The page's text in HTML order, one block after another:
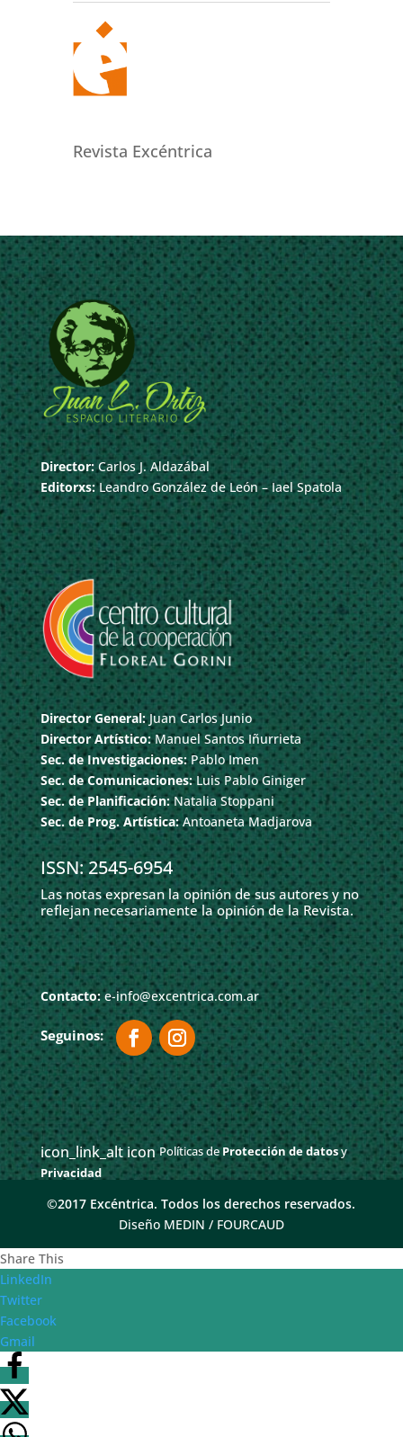
Revista Excéntrica
Director:Carlos J. Aldazábal
Editorxs:Leandro González de León – Iael Spatola
Director General:Juan Carlos Junio
Director Artístico:Manuel Santos Iñurrieta
Sec. de Investigaciones:Pablo Imen
Sec. de Comunicaciones:Luis Pablo Giniger
Sec. de Planificación:Natalia Stoppani
Sec. de Prog. Artística:Antoaneta Madjarova
ISSN: 2545-6954
Las notas expresan la opinión de sus autores y no
reflejan necesariamente la opinión de la Revista.
Contacto:e-info@excentrica.com.ar
icon_link_alt icon Políticas deProtección de datosy
Privacidad
©2017 Excéntrica. Todos los derechos reservados.
Diseño MEDIN / FOURCAUD
Share This
LinkedIn
Twitter
Facebook
Gmail